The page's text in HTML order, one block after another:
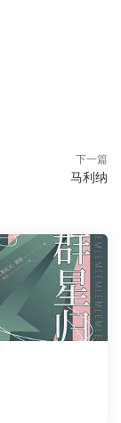
下一篇
马利纳